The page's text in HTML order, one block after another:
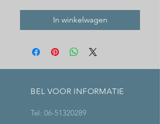
In winkelwagen
BEL VOOR INFORMATIE
Tel: 06-51320289